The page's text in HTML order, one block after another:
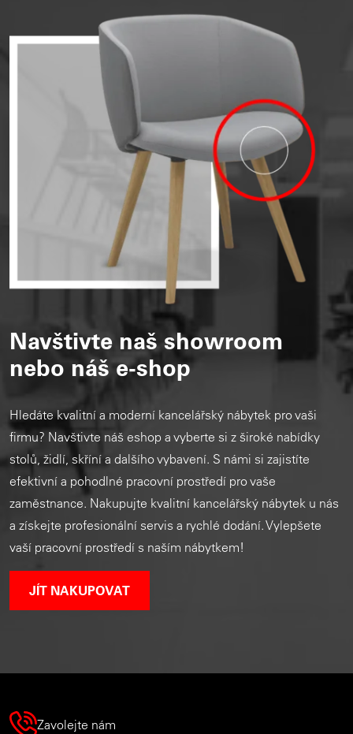
Navštivte naš showroom
nebo náš e-shop
Hledáte kvalitní a moderní kancelářský nábytek pro vaši
firmu? Navštivte náš eshop a vyberte si z široké nabídky
stolů, židlí, skříní a dalšího vybavení. S námi si zajistíte
efektivní a pohodlné pracovní prostředí pro vaše
zaměstnance. Nakupujte kvalitní kancelářský nábytek u nás
a získejte profesionální servis a rychlé dodání. Vylepšete
vaší pracovní prostředí s naším nábytkem!
JÍT NAKUPOVAT
Zavolejte nám